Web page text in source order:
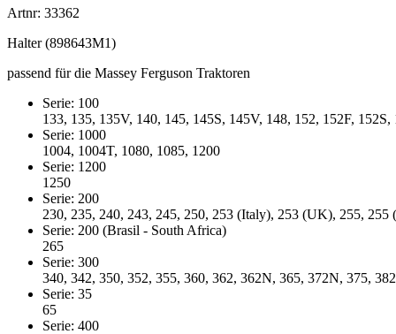
Artnr: 33362
Halter (898643M1)
passend für die Massey Ferguson Traktoren
Serie: 100
133, 135, 135V, 140, 145, 145S, 145V, 148, 152, 152F,
Serie: 1000
1004, 1004T, 1080, 1085, 1200
Serie: 1200
1250
Serie: 200
230, 235, 240, 243, 245, 250, 253 (Italy), 253 (UK), 255,
Serie: 200 (Brasil - South Africa)
265
Serie: 300
340, 342, 350, 352, 355, 360, 362, 362N, 365, 372N, 375,
Serie: 35
65
Serie: 400